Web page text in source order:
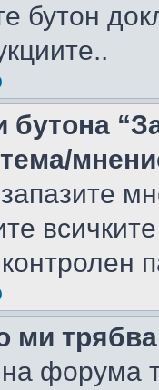
бутон
бутона
ми
форума